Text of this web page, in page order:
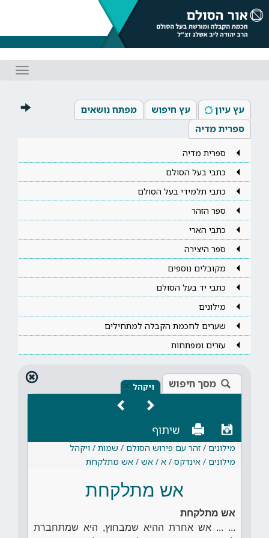
עץ עיון עץ חיפוש
מפתח נושאים
ספרית מדיה
ספרית מדיה
כתבי בעל הסולם
כתבי תלמידי בעל הסולם
ספר הזהר
כתבי הארי
ספר היצירה
מקובלים נוספים
כתבי יד בעל הסולם
מילונים
שערים לחכמת הקבלה למתחילים
עזרים ומפתחות
מסך חיפוש ויקהל ×
שיתוף
מילונים / זהר עם פירוש הסולם / שמות / ויקהל
מילונים / אינדקס / א / אש / אש מתלקחת
אש מתלקחת
אש מתלקחת
... ... אש אחרת ההיא שמבחוץ, היא שמתחברת